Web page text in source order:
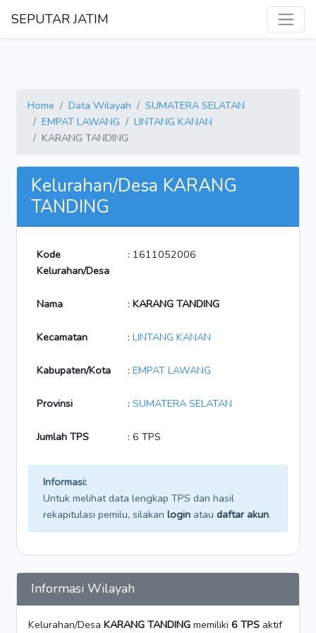
SEPUTAR JATIM
Home Data Wilayah
SUMATERA SELATAN
EMPAT LAWANG
LINTANG KANAN
KARANG TANDING
Kelurahan/Desa KARANG
TANDING
Kode
Kelurahan/Desa
: 1611052006
Nama : KARANG TANDING
Kecamatan : LINTANG KANAN
Kabupaten/Kota : EMPAT LAWANG
Provinsi : SUMATERA SELATAN
Jumlah TPS : 6 TPS
Informasi:
Untuk melihat data lengkap TPS dan hasil
rekapitulasi pemilu, silakan login atau daftar akun.
Informasi Wilayah
Kelurahan/Desa KARANG TANDING memiliki 6 TPS aktif